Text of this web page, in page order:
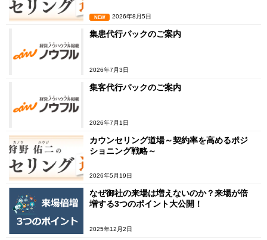
NEW 2026年8月5日
集患代行パックのご案内
2026年7月3日
集客代行パックのご案内
2026年7月1日
カウンセリング道場～契約率を高めるポジ
ショニング戦略～
2026年5月19日
なぜ御社の来場は増えないのか？来場が倍
増する3つのポイント大公開！
2025年12月2日